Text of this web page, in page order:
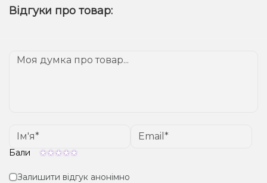
Підтвердіть замовлення – ми швидко
надішлемо його вам!
варіант.
спеціальні пропозиції. Слідкуйте за оновленнями на
Відгуки про товар:
Бали
Залишити відгук анонімно